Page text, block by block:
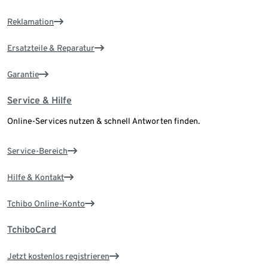
Reklamation
Ersatzteile & Reparatur
Garantie
Service & Hilfe
Online-Services nutzen & schnell Antworten finden.
Service-Bereich
Hilfe & Kontakt
Tchibo Online-Konto
TchiboCard
Jetzt kostenlos registrieren